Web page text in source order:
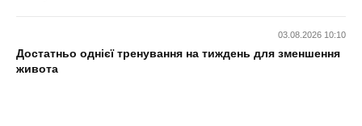
03.08.2026 10:10
Достатньо однієї тренування на тиждень для зменшення
живота